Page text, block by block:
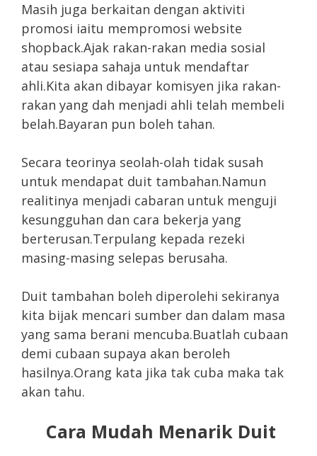
Masih juga berkaitan dengan aktiviti
promosi iaitu mempromosi website
shopback.Ajak rakan-rakan media sosial
atau sesiapa sahaja untuk mendaftar
ahli.Kita akan dibayar komisyen jika rakan-
rakan yang dah menjadi ahli telah membeli
belah.Bayaran pun boleh tahan.
Secara teorinya seolah-olah tidak susah
untuk mendapat duit tambahan.Namun
realitinya menjadi cabaran untuk menguji
kesungguhan dan cara bekerja yang
berterusan.Terpulang kepada rezeki
masing-masing selepas berusaha.
Duit tambahan boleh diperolehi sekiranya
kita bijak mencari sumber dan dalam masa
yang sama berani mencuba.Buatlah cubaan
demi cubaan supaya akan beroleh
hasilnya.Orang kata jika tak cuba maka tak
akan tahu.
Cara Mudah Menarik Duit